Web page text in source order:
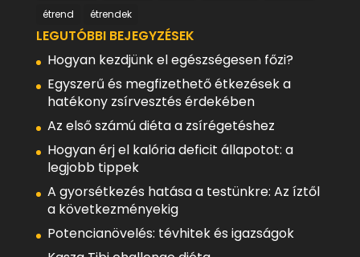
étrend
étrendek
LEGUTÓBBI BEJEGYZÉSEK
Hogyan kezdjünk el egészségesen főzi?
Egyszerű és megfizethető étkezések a
hatékony zsírvesztés érdekében
Az első számú diéta a zsírégetéshez
Hogyan érj el kalória deficit állapotot: a
legjobb tippek
A gyorsétkezés hatása a testünkre: Az íztől
a következményekig
Potencianövelés: tévhitek és igazságok